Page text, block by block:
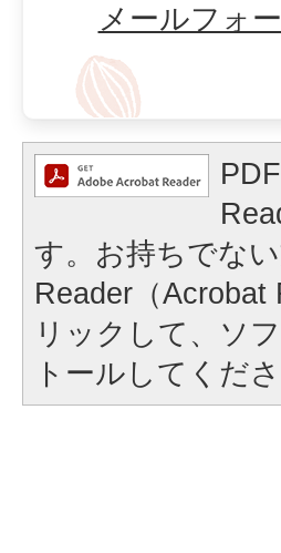
メールフォ
す。お持ちでな
Reader（
リックして、ソ
トールしてくださ